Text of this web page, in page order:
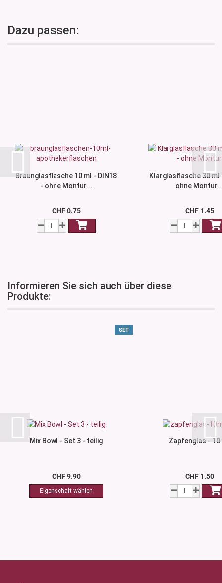
Dazu passen:
Braunglasflasche 10 ml - DIN18
- ohne Montur...
CHF 0.75
Klarglasflasche 30 ml
ohne
CHF 1.45
Informieren Sie sich auch über diese
Produkte:
SET
Mix Bowl - Set 3 - teilig
CHF 9.90
Zapfenglas - 10
CHF 1.50